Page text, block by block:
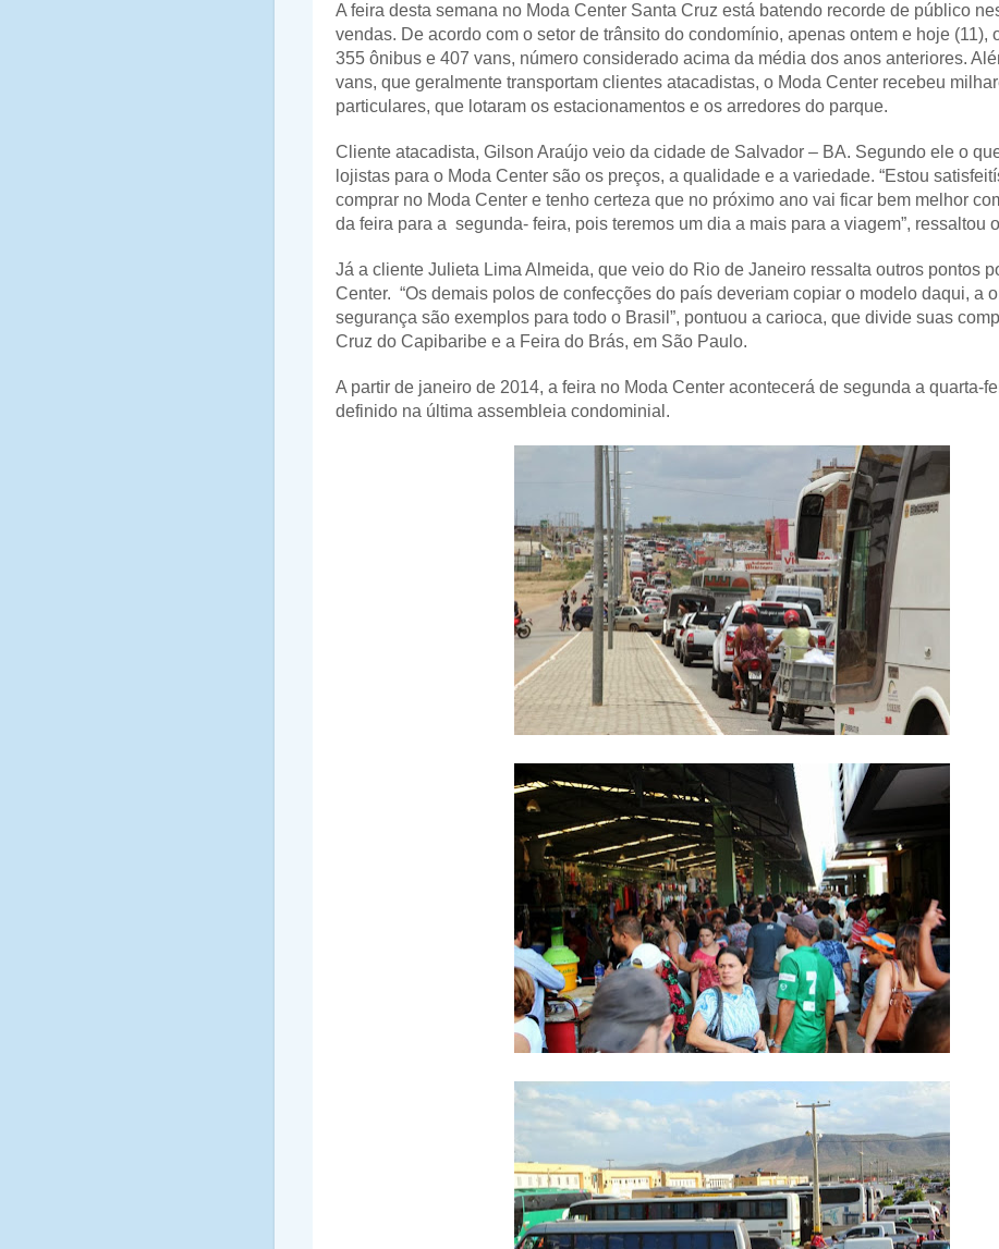
A feira desta semana no Moda Center Santa Cruz está batendo recorde de público
vendas. De acordo com o setor de trânsito do condomínio, apenas ontem e hoje (11),
355 ônibus e 407 vans, número considerado acima da média dos anos anteriores.
vans, que geralmente transportam clientes atacadistas, o Moda Center recebeu
particulares, que lotaram os estacionamentos e os arredores do parque.
Cliente atacadista, Gilson Araújo veio da cidade de Salvador – BA. Segundo ele o
lojistas para o Moda Center são os preços, a qualidade e a variedade. “Estou
comprar no Moda Center e tenho certeza que no próximo ano vai ficar bem melhor
da feira para a segunda- feira, pois teremos um dia a mais para a viagem”, ressaltou
Já a cliente Julieta Lima Almeida, que veio do Rio de Janeiro ressalta outros pontos
Center. “Os demais polos de confecções do país deveriam copiar o modelo daqui, a
segurança são exemplos para todo o Brasil”, pontuou a carioca, que divide suas
Cruz do Capibaribe e a Feira do Brás, em São Paulo.
A partir de janeiro de 2014, a feira no Moda Center acontecerá de segunda a quarta-
definido na última assembleia condominial.